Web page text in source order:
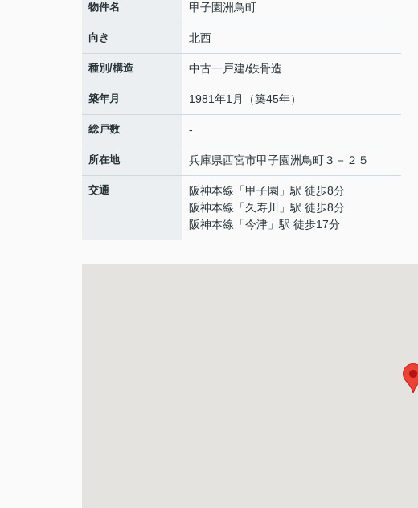
物件名 甲子園洲鳥町
向き 北西
種別/構造 中古一戸建/鉄骨造
築年月 1981年1月（築45年）
総戸数 -
所在地 兵庫県西宮市甲子園洲鳥町３－２５
交通 阪神本線 「甲子園 」駅 徒歩8分
阪神本線 「久寿川
」駅 徒歩8分
阪神本線 「今津 」駅 徒歩17分